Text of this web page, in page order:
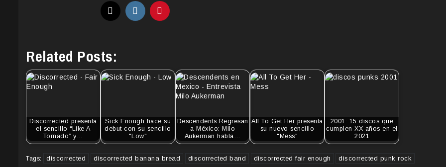
Related Posts:
Discorrected presenta
el sencillo “Like A
Tornado” y…
Sick Enough hace su
debut con su sencillo
"Low"
Descendents Regresan
a México: Milo
Aukerman habla…
All To Get Her presenta
su nuevo sencillo
"Mess"
2001: 15 discos que
cumplen XX años en el
2021
Tags: discorrected discorrected banana bread discorrected band discorrected fair enough discorrected punk rock